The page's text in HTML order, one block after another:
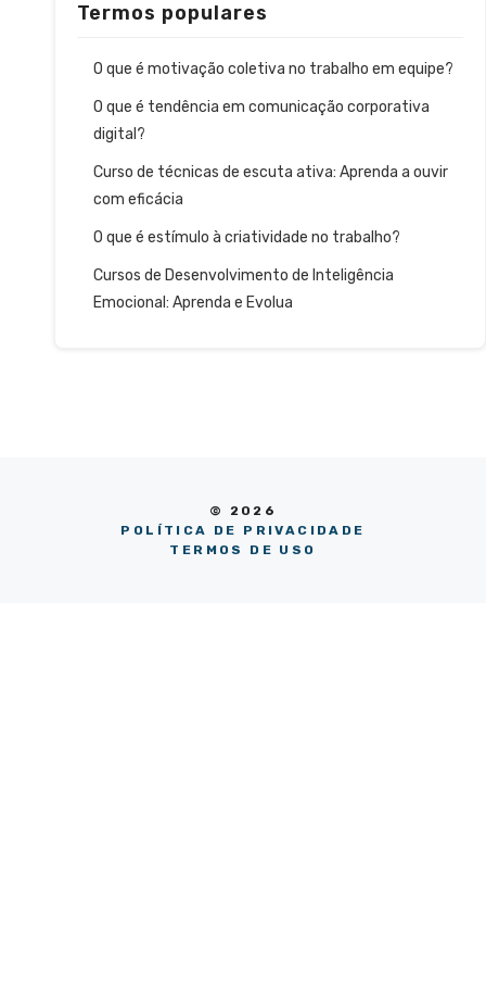
Termos populares
O que é motivação coletiva no trabalho em equipe?
O que é tendência em comunicação corporativa
digital?
Curso de técnicas de escuta ativa: Aprenda a ouvir
com eficácia
O que é estímulo à criatividade no trabalho?
Cursos de Desenvolvimento de Inteligência
Emocional: Aprenda e Evolua
© 2026
POLÍTICA DE PRIVACIDADE
TERMOS DE USO